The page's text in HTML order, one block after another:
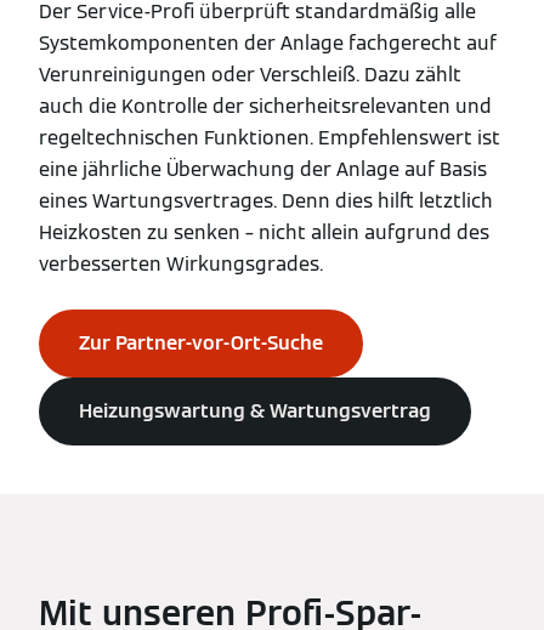
Der Service-Profi überprüft standardmäßig alle
Systemkomponenten der Anlage fachgerecht auf
Verunreinigungen oder Verschleiß. Dazu zählt
auch die Kontrolle der sicherheitsrelevanten und
regeltechnischen Funktionen. Empfehlenswert ist
eine jährliche Überwachung der Anlage auf Basis
eines Wartungsvertrages. Denn dies hilft letztlich
Heizkosten zu senken – nicht allein aufgrund des
verbesserten Wirkungsgrades.
Zur Partner-vor-Ort-Suche
Heizungswartung & Wartungsvertrag
Mit unseren Profi-Spar-